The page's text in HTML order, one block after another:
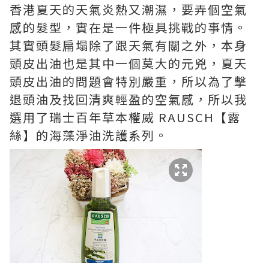
香港夏天的天氣炎熱又潮濕，要弄個空氣
感的髮型，實在是一件極具挑戰的事情。
其實頭髮扁塌除了跟天氣有關之外，本身
頭皮出油也是其中一個莫大的元兇，夏天
頭皮出油的問題會特別嚴重，所以為了擊
退頭油及找回清爽輕盈的空氣感，所以我
選用了瑞士百年草本權威 RAUSCH【露
絲】的海藻淨油洗護系列。